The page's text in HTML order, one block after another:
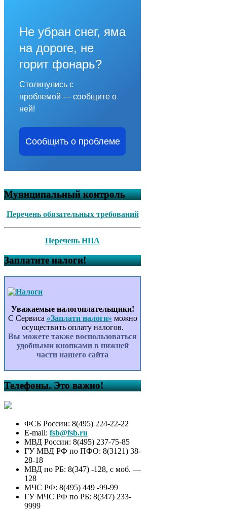
Не убран снег, яма
на дороге, не
горит фонарь?
Столкнулись с
проблемой — сообщите о
ней!
Сообщить о проблеме
Муниципальный контроль
Перечень обязательных требований
Перечень НПА
Заплатите налоги!
Уважаемые налогоплательщики!
С Сервиса «Заплати налоги» можно
осуществить оплату налогов.
Вы можете также воспользоваться
удобными кнопками в нижней
части нашего сайта
Телефоны. Это важно!
ФСБ России: 8(495) 224-22-22
E-mail: fsb@fsb.ru
МВД России: 8(495) 237-75-85
ГУ МВД РФ по ПФО: 8(3121) 38-
28-18
МВД по РБ: 8(347) -128, с моб. —
128
МЧС РФ: 8(495) 449 -99-99
ГУ МЧС РФ по РБ: 8(347) 233-
9999